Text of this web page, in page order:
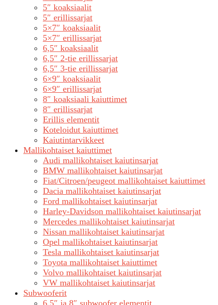
5″ koaksiaalit
5″ erillissarjat
5×7″ koaksiaalit
5×7″ erillissarjat
6,5″ koaksiaalit
6,5″ 2-tie erillissarjat
6,5″ 3-tie erillissarjat
6×9″ koaksiaalit
6×9″ erillissarjat
8″ koaksiaali kaiuttimet
8″ erillissarjat
Erillis elementit
Koteloidut kaiuttimet
Kaiutintarvikkeet
Mallikohtaiset kaiuttimet
Audi mallikohtaiset kaiutinsarjat
BMW mallikohtaiset kaiutinsarjat
Fiat/Citroen/peugeot mallikohtaiset kaiuttimet
Dacia mallikohtaiset kaiutinsarjat
Ford mallikohtaiset kaiutinsarjat
Harley-Davidson mallikohtaiset kaiutinsarjat
Mercedes mallikohtaiset kaiutinsarjat
Nissan mallikohtaiset kaiutinsarjat
Opel mallikohtaiset kaiutinsarjat
Tesla mallikohtaiset kaiutinsarjat
Toyota mallikohtaiset kaiuttimet
Volvo mallikohtaiset kaiutinsarjat
VW mallikohtaiset kaiutinsarjat
Subwooferit